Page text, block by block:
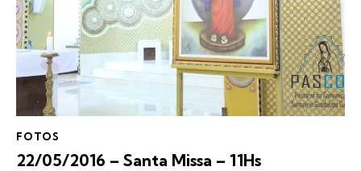
FOTOS
22/05/2016 – Santa Missa – 11Hs